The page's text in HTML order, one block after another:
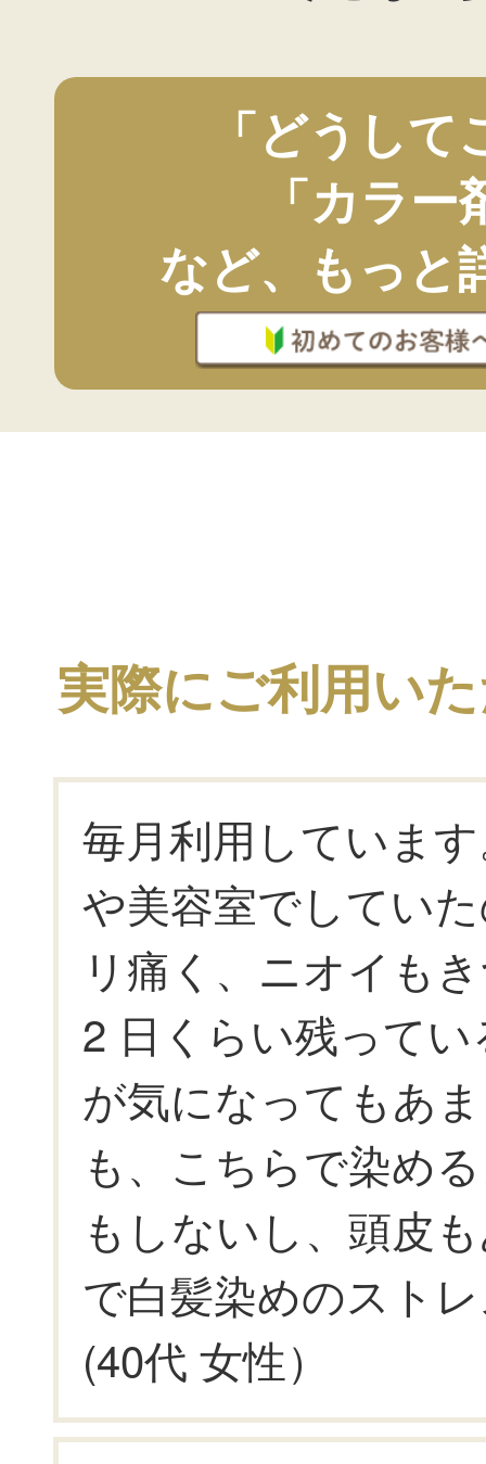
「どうし
「カラ
など、もっと
実際にご利用い
毎月利用していま
や美容室でしてい
リ痛く、ニオイも
2 日くらい残って
が気になってもあ
も、こちらで染め
もしないし、頭皮
で白髪染めのスト
(40代 女性）